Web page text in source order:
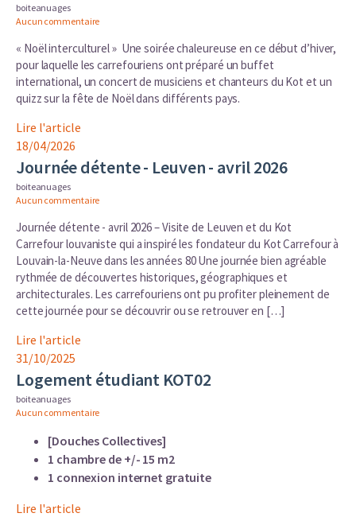
boiteanuages
Aucun commentaire
« Noël interculturel » Une soirée chaleureuse en ce début d’hiver,
pour laquelle les carrefouriens ont préparé un buffet
international, un concert de musiciens et chanteurs du Kot et un
quizz sur la fête de Noël dans différents pays.
Lire l'article
18/04/2026
Journée détente - Leuven - avril 2026
boiteanuages
Aucun commentaire
Journée détente - avril 2026 – Visite de Leuven et du Kot
Carrefour louvaniste qui a inspiré les fondateur du Kot Carrefour à
Louvain-la-Neuve dans les années 80 Une journée bien agréable
rythmée de découvertes historiques, géographiques et
architecturales. Les carrefouriens ont pu profiter pleinement de
cette journée pour se découvrir ou se retrouver en […]
Lire l'article
31/10/2025
Logement étudiant KOT02
boiteanuages
Aucun commentaire
[Douches Collectives]
1 chambre de +/- 15 m2
1 connexion internet gratuite
Lire l'article